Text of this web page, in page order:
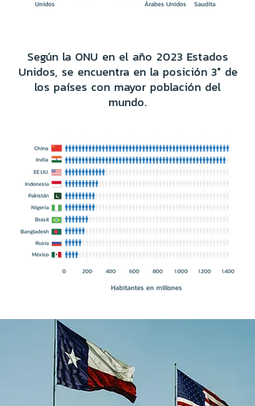
Según la ONU en el año 2023 Estados
Unidos, se encuentra en la posición 3° de
los países con mayor población del
mundo.